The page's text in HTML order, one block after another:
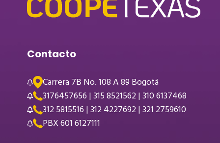
Contacto
Carrera 7B No. 108 A 89 Bogotá
3176457656 | 315 8521562 | 310 6137468
312 5815516 | 312 4227692 | 321 2759610
PBX 601 6127111